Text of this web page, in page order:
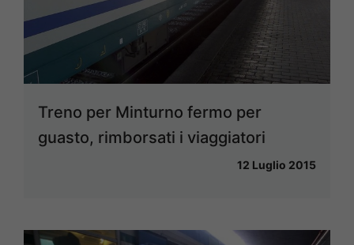
Treno per Minturno fermo per
guasto, rimborsati i viaggiatori
12 Luglio 2015